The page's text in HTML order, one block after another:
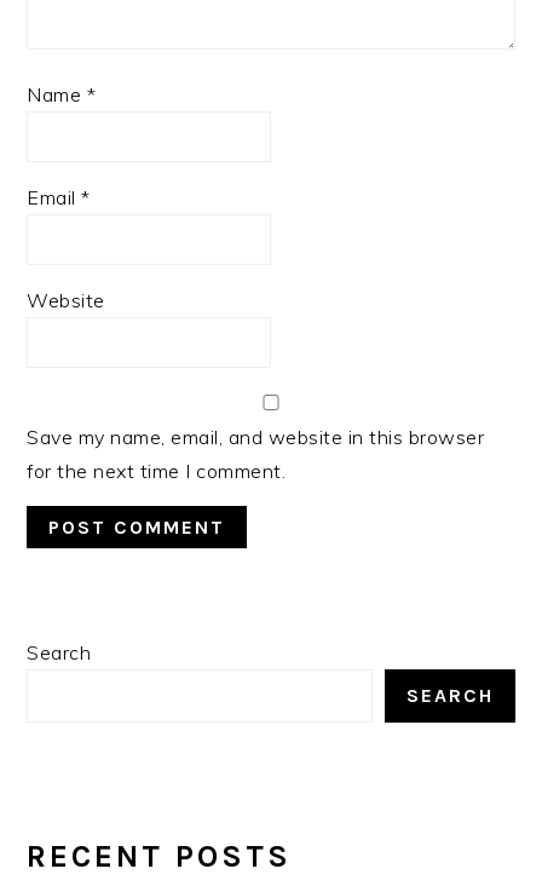
Name *
Email*
Website
Save my name, email, and website in this browser
for the next time I comment.
PRIMARY
Search
SEARCH
RECENT POSTS